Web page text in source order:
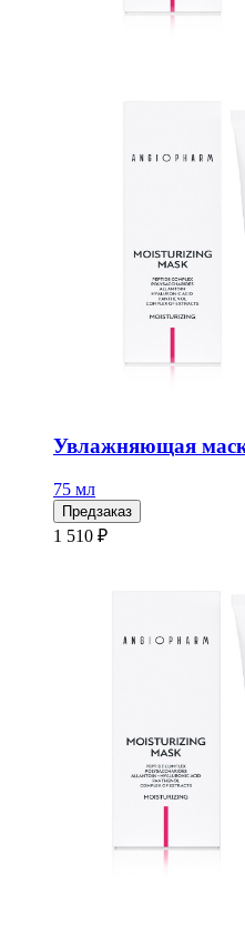
Увлажняющая
75 мл
Предзаказ
1 510 ₽